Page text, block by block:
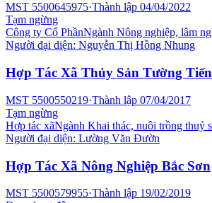
MST 5500645975·Thành lập 04/04/2022
Tạm ngừng
Công ty Cổ PhầnNgành Nông nghiệp, lâm
Người đại diện: Nguyễn Thị Hồng Nhung
Hợp Tác Xã Thủy Sản Tường Tiến
MST 5500550219·Thành lập 07/04/2017
Tạm ngừng
Hợp tác xãNgành Khai thác, nuôi trồng thuỷ
Người đại diện: Lường Văn Đườn
Hợp Tác Xã Nông Nghiệp Bắc Sơn
MST 5500579955·Thành lập 19/02/2019